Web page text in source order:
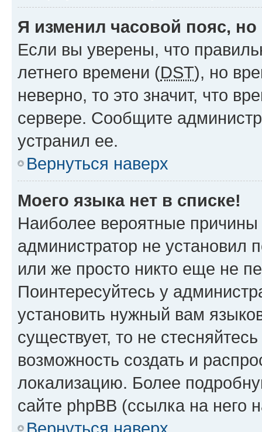
Я изменил часовой пояс,
Если вы уверены, что
летнего времени (DST), но
неверно, то это значит, что
сервере. Сообщите
устранил ее.
Вернуться наверх
Моего языка нет в списке!
Наиболее вероятные причины
администратор не установил
или же просто никто еще не
Поинтересуйтесь у
установить нужный вам
существует, то не
возможность создать и
локализацию. Более
сайте phpBB (ссылка на него
Вернуться наверх